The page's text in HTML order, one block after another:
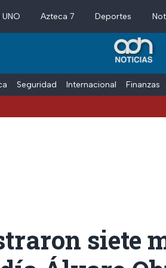
Azteca 7 Deportes
Seguridad Internacional Finanzas
siete